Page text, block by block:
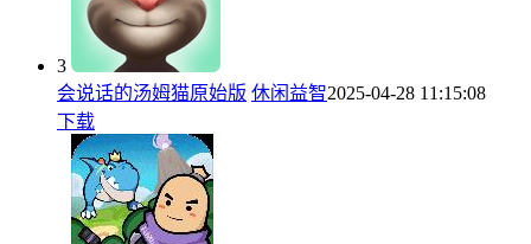
3
会说话的汤姆猫原始版 休闲益智2025-04-28 11:15:08
下载